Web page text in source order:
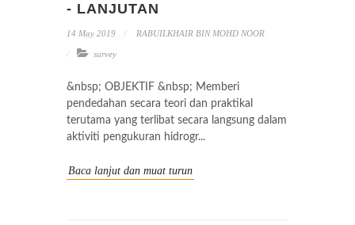
- LANJUTAN
14 May 2019 RABUILKHAIR BIN MOHD NOOR
survey
&nbsp; OBJEKTIF &nbsp; Memberi
pendedahan secara teori dan praktikal
terutama yang terlibat secara langsung dalam
aktiviti pengukuran hidrogr...
Baca lanjut dan muat turun